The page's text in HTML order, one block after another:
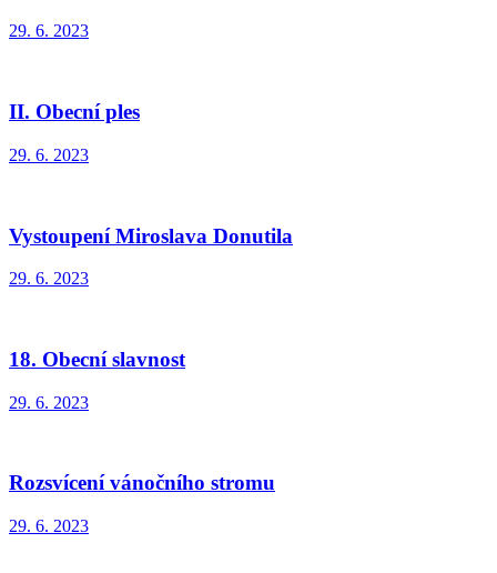
29. 6. 2023
II. Obecní ples
29. 6. 2023
Vystoupení Miroslava Donutila
29. 6. 2023
18. Obecní slavnost
29. 6. 2023
Rozsvícení vánočního stromu
29. 6. 2023